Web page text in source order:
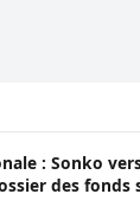
: Sonko
des fonds
patrimoine